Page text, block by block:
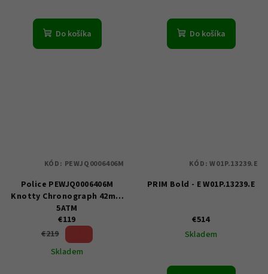
Do košíka Do košíka
Police PEWJQ0006406M
Knotty Chronograph 42mm
5ATM
€119
€219
Skladem
KÓD: PEWJQ0006406M
PRIM Bold - E W01P.13239.E
€514
Skladem
KÓD:W01P.13239.E